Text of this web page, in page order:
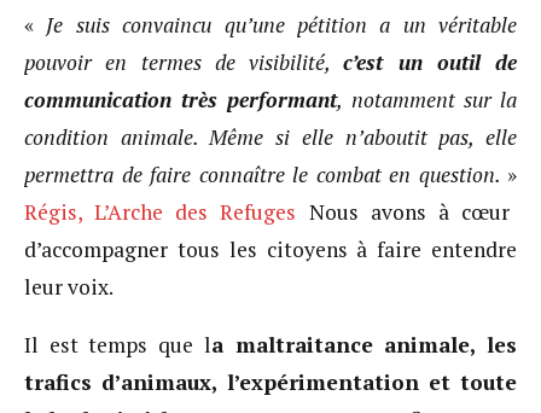
« Je suis convaincu qu’une pétition a un véritable
pouvoir en termes de visibilité,c’est un outil de
communication très performant, notamment sur la
condition animale. Même si elle n’aboutit pas, elle
permettra de faire connaître le combat en question. »
Régis, L’Arche des Refuges Nous avons à cœur
d’accompagner tous les citoyens à faire entendre
leur voix.
Il est temps que la maltraitance animale, les
trafics d’animaux, l’expérimentation et toute